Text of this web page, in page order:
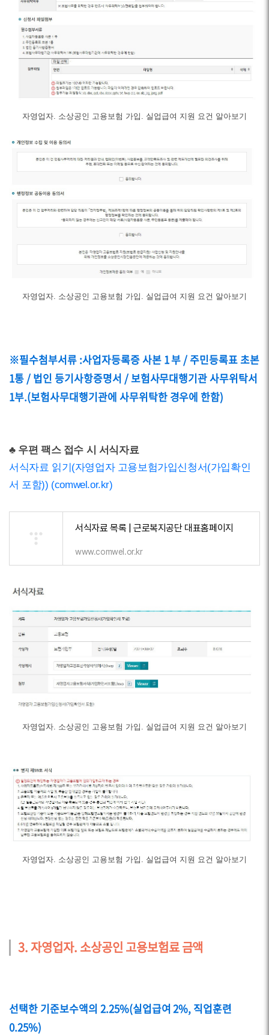
자영업자. 소상공인 고용보험 가입. 실업급여 지원 요건 알아보기
자영업자. 소상공인 고용보험 가입. 실업급여 지원 요건 알아보기
※필수첨부서류 :사업자등록증 사본 1 부 / 주민등록표 초본
1통 / 법인 등기사항증명서 / 보험사무대행기관 사무위탁서
1부.(보험사무대행기관에 사무위탁한 경우에 한함)
♣ 우편 팩스 접수 시 서식자료
서식자료 읽기(자영업자 고용보험가입신청서(가입확인
서 포함)) (comwel.or.kr)
서식자료 목록 | 근로복지공단 대표홈페이지
www.comwel.or.kr
자영업자. 소상공인 고용보험 가입. 실업급여 지원 요건 알아보기
자영업자. 소상공인 고용보험 가입. 실업급여 지원 요건 알아보기
3. 자영업자. 소상공인 고용보험료 금액
선택한 기준보수액의 2.25%(실업급여 2%, 직업훈련
0.25%)